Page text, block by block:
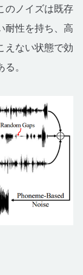
のノイズは既存
耐性を持ち、高
えない状態で効
。